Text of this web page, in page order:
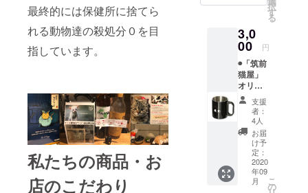
最終的には保健所に捨てら
れる動物達の殺処分０を目
指しています。
私たちの商品・お
店のこだわり
3月（土
日祝を
除く）
6ヶ月以
内の有
効期限
となり
ます ◉心
を込め
たお礼
（ニャ
ンズの
ポスト
カー
択
す
る
3,0
00 円
◉「筑前
猫屋」
オリジ
ナルス
テンレ
スマグ
カップ
ステン
レス製
なので
保温・
保冷性
支援
者：
4人
お届
け予
定：
2020
年09
月
こ
の